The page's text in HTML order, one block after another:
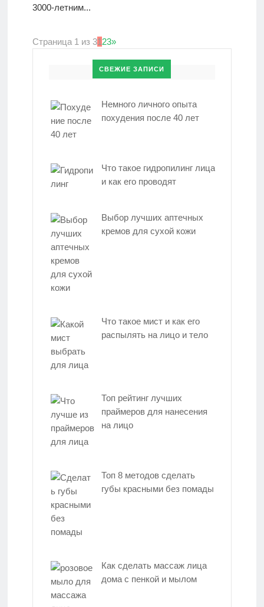
3000-летним...
Страница 1 из 31 23»
СВЕЖИЕ ЗАПИСИ
Немного личного опыта
похудения после 40 лет
Что такое гидропилинг лица
и как его проводят
Выбор лучших аптечных
кремов для сухой кожи
Что такое мист и как его
распылять на лицо и тело
Топ рейтинг лучших
праймеров для нанесения
на лицо
Топ 8 методов сделать
губы красными без помады
Как сделать массаж лица
дома с пенкой и мылом